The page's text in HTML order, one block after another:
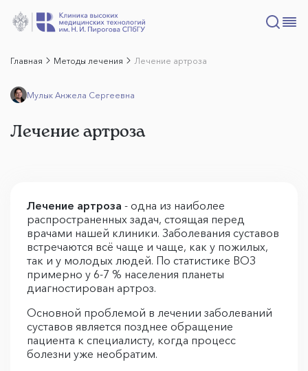
Главная Методы лечения Лечение артроза
Мулык Анжела Сергеевна
Лечение артроза
Лечение артроза - одна из наиболее
распространенных задач, стоящая перед
врачами нашей клиники. Заболевания суставов
встречаются всё чаще и чаще, как у пожилых,
так и у молодых людей. По статистике ВОЗ
примерно у 6-7 % населения планеты
диагностирован артроз.
Основной проблемой в лечении заболеваний
суставов является позднее обращение
пациента к специалисту, когда процесс
болезни уже необратим.